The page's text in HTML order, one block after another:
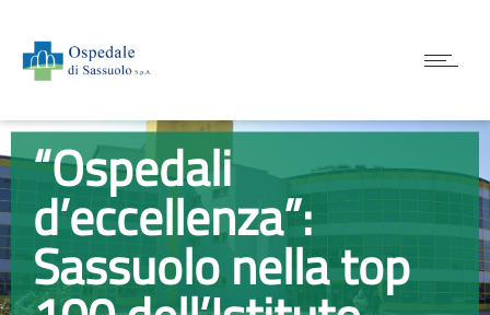
“Ospedali
d’eccellenza”:
Sassuolo nella top